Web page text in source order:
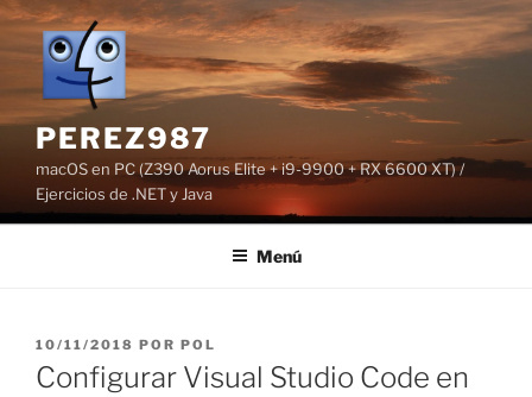
Saltar
contenido
PEREZ987
macOS en PC (Z390 Aorus Elite + i9-9900 + RX 6600 XT) /
Ejercicios de .NET y Java
Menú
PUBLICADO
EL
10/11/2018 POR POL
Configurar Visual Studio Code en